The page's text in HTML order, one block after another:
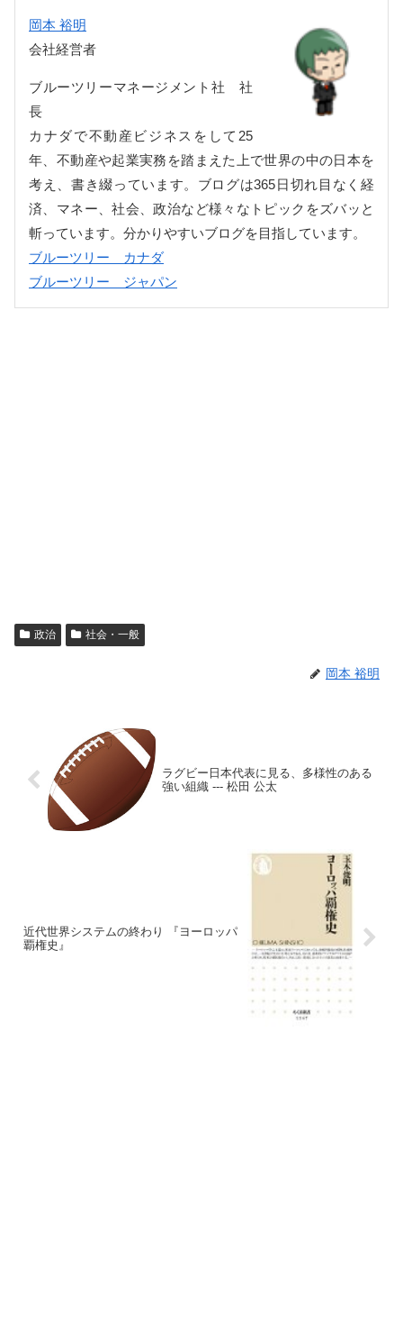
岡本 裕明
会社経営者
ブルーツリーマネージメント社 社
長
カナダで不動産ビジネスをして25
年、不動産や起業実務を踏まえた上で世界の中の日本を
考え、書き綴っています。ブログは365日切れ目なく経
済、マネー、社会、政治など様々なトピックをズバッと
斬っています。分かりやすいブログを目指しています。
ブルーツリー カナダ
ブルーツリー ジャパン
政治 社会・一般
岡本 裕明
ラグビー日本代表に見る、多様性のある
強い組織 --- 松田 公太
近代世界システムの終わり 『ヨーロッパ
覇権史』